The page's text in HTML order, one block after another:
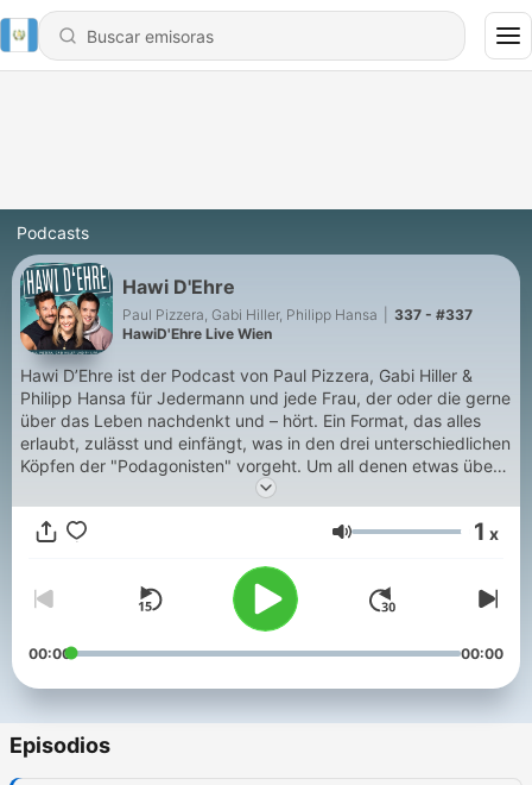
Podcasts
Hawi D'Ehre
Paul Pizzera, Gabi Hiller, Philipp Hansa
337 - #337
HawiD'Ehre Live Wien
Hawi D’Ehre ist der Podcast von Paul Pizzera, Gabi Hiller &
Philipp Hansa für Jedermann und jede Frau, der oder die gerne
über das Leben nachdenkt und – hört. Ein Format, das alles
erlaubt, zulässt und einfängt, was in den drei unterschiedlichen
Köpfen der "Podagonisten" vorgeht. Um all denen etwas über
das Leben dreier erfolgreicher Youngsters zu berichten, die sie
gerne besser kennenlernen würden und werden. Wenn ihr
Themen, Ideen oder andere Fragen an Gabi, Paul & Philipp
Volumen 1 x
00:00 00:00
Episodios